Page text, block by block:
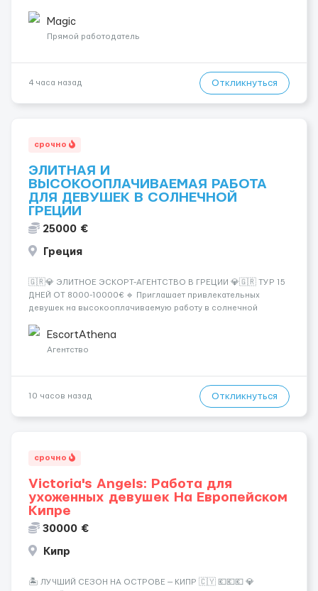
💎 Высокий доход — от 2000 € в неделю и выше 💎 Честная
сис...
Magic
Прямой работодатель
4 часа назад Откликнуться
срочно
ЭЛИТНАЯ И
ВЫСОКООПЛАЧИВАЕМАЯ РАБОТА
ДЛЯ ДЕВУШЕК В СОЛНЕЧНОЙ
ГРЕЦИИ
25000 €
Греция
🇬🇷💎 ЭЛИТНОЕ ЭСКОРТ-АГЕНТСТВО В ГРЕЦИИ 💎🇬🇷 ТУР 15
ДНЕЙ ОТ 8000-10000€ 🔹 Приглашает привлекательных
девушек на высокооплачиваемую работу в солнечной
хорошие деньги 💶 — это предложение для тебя! 🔹
Требования: ✔️ Возраст от ...
EscortAthena
Агентство
10 часов назад Откликнуться
срочно
Victoria's Angels: Работа для
ухоженных девушек На Европейском
Кипре
30000 €
Кипр
🏝️ ЛУЧШИЙ СЕЗОН НА ОСТРОВЕ — КИПР 🇨🇾 💶💶💶 💎